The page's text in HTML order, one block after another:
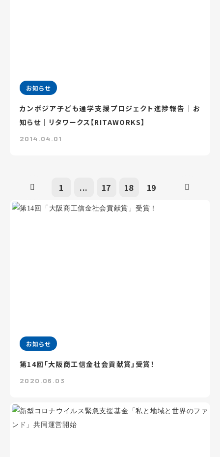
お知らせ
カンボジア子ども通学支援プロジェクト進捗報告｜お
知らせ｜リタワークス【RITAWORKS】
2014.04.01
1 ... 17 18 19
お知らせ
第14回「大阪商工信金社会貢献賞」受賞！
2020.06.03